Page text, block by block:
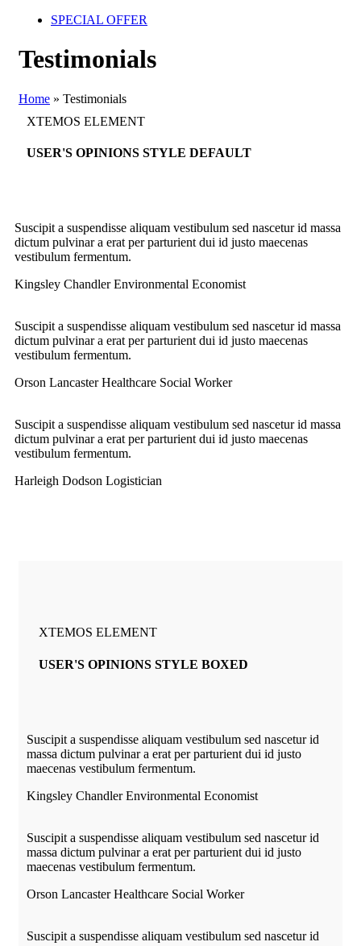
SPECIAL OFFER
Testimonials
Home » Testimonials
XTEMOS ELEMENT
USER'S OPINIONS STYLE DEFAULT
Suscipit a suspendisse aliquam vestibulum sed nascetur id massa
dictum pulvinar a erat per parturient dui id justo maecenas
vestibulum fermentum.
Kingsley ChandlerEnvironmental Economist
Suscipit a suspendisse aliquam vestibulum sed nascetur id massa
dictum pulvinar a erat per parturient dui id justo maecenas
vestibulum fermentum.
Orson LancasterHealthcare Social Worker
Suscipit a suspendisse aliquam vestibulum sed nascetur id massa
dictum pulvinar a erat per parturient dui id justo maecenas
vestibulum fermentum.
Harleigh Dodson Logistician
XTEMOS ELEMENT
USER'S OPINIONS STYLE BOXED
Suscipit a suspendisse aliquam vestibulum sed nascetur id
massa dictum pulvinar a erat per parturient dui id justo
maecenas vestibulum fermentum.
Kingsley ChandlerEnvironmental Economist
Suscipit a suspendisse aliquam vestibulum sed nascetur id
massa dictum pulvinar a erat per parturient dui id justo
maecenas vestibulum fermentum.
Orson LancasterHealthcare Social Worker
Suscipit a suspendisse aliquam vestibulum sed nascetur id